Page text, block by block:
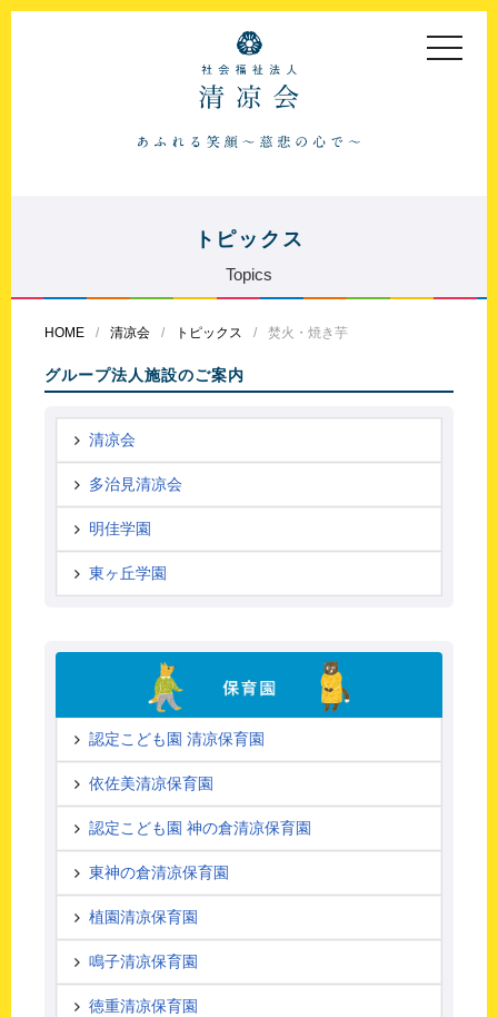
toggle
トピックス
Topics
HOME 清凉会 トピックス 焚火・焼き芋
グループ法人施設のご案内
清凉会
多治見清凉会
明佳学園
東ヶ丘学園
認定こども園 清凉保育園
依佐美清凉保育園
認定こども園 神の倉清凉保育園
東神の倉清凉保育園
植園清凉保育園
鳴子清凉保育園
徳重清凉保育園